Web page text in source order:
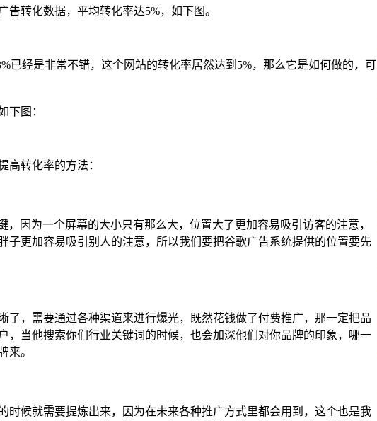
转化数据，平均转化率达5%，如下图。
已经是非常不错，这个网站的转化率居然达到5%，那么它是如何做的，可
下图：
高转化率的方法：
，因为一个屏幕的大小只有那么大，位置大了更加容易吸引访客的注意，
子更加容易吸引别人的注意，所以我们要把谷歌广告系统提供的位置要先
了，需要通过各种渠道来进行爆光，既然花钱做了付费推广，那一定把品
，当他搜索你们行业关键词的时候，也会加深他们对你品牌的印象，哪一
来。
时候就需要提炼出来，因为在未来各种推广方式里都会用到，这个也是我